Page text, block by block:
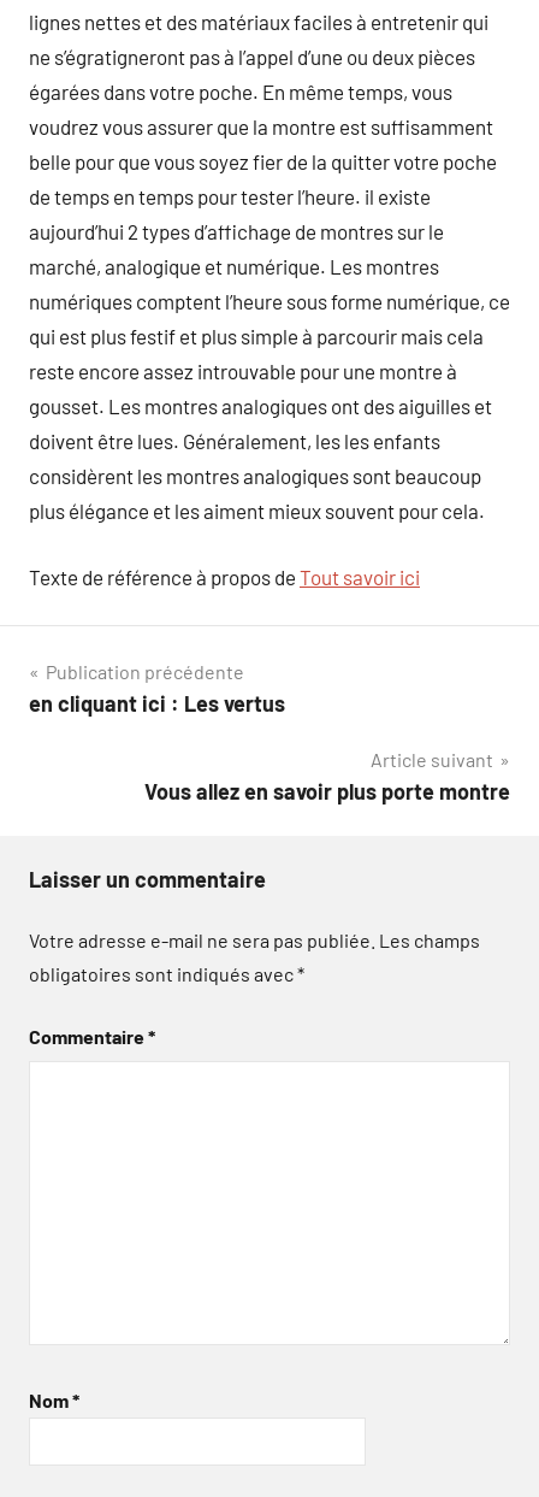
lignes nettes et des matériaux faciles à entretenir qui
ne s’égratigneront pas à l’appel d’une ou deux pièces
égarées dans votre poche. En même temps, vous
voudrez vous assurer que la montre est suffisamment
belle pour que vous soyez fier de la quitter votre poche
de temps en temps pour tester l’heure. il existe
aujourd’hui 2 types d’affichage de montres sur le
marché, analogique et numérique. Les montres
numériques comptent l’heure sous forme numérique, ce
qui est plus festif et plus simple à parcourir mais cela
reste encore assez introuvable pour une montre à
gousset. Les montres analogiques ont des aiguilles et
doivent être lues. Généralement, les les enfants
considèrent les montres analogiques sont beaucoup
plus élégance et les aiment mieux souvent pour cela.
Texte de référence à propos de Tout savoir ici
Navigation
de
Publication précédente
en cliquant ici : Les vertus
Article suivant
Vous allez en savoir plus porte montre
Laisser un commentaire
Votre adresse e-mail ne sera pas publiée. Les champs
obligatoires sont indiqués avec*
Commentaire*
Nom*